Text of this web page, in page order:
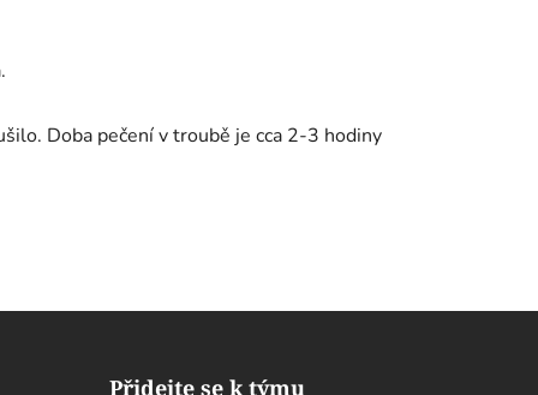
Doba pečení v troubě je cca 2-3 hodiny
Přidejte se k týmu